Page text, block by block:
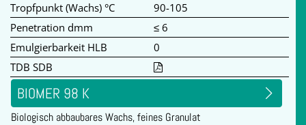
Tropfpunkt (Wachs) °C
90-105
Penetration dmm
≤ 6
Emulgierbarkeit HLB
0
TDB SDB
BIOMER 98 K
Biologisch abbaubares Wachs, feines Granulat